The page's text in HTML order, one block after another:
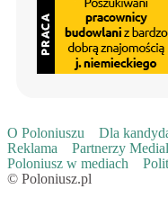
O Poloniuszu Dla
Reklama
Partnerzy
Poloniusz w mediach
© Poloniusz.pl